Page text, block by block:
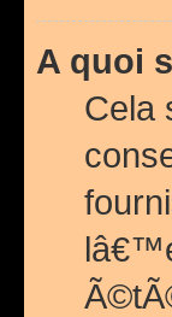
A quoi
Cela